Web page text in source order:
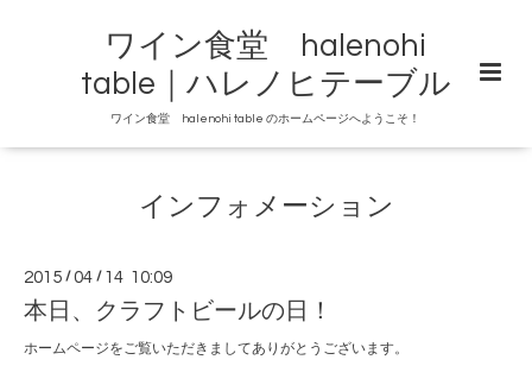
ワイン食堂 halenohi
table｜ハレノヒテーブル
ワイン食堂 halenohi table のホームページへようこそ！
インフォメーション
2015 /04 / 14 10:09
本日、クラフトビールの日！
ホームページをご覧いただきましてありがとうございます。